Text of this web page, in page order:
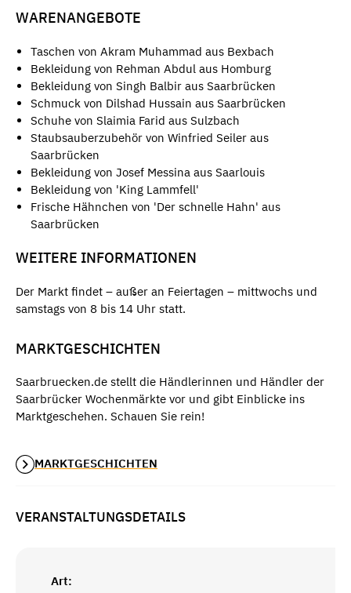
WARENANGEBOTE
Taschen von Akram Muhammad aus Bexbach
Bekleidung von Rehman Abdul aus Homburg
Bekleidung von Singh Balbir aus Saarbrücken
Schmuck von Dilshad Hussain aus Saarbrücken
Schuhe von Slaimia Farid aus Sulzbach
Staubsauberzubehör von Winfried Seiler aus
Saarbrücken
Bekleidung von Josef Messina aus Saarlouis
Bekleidung von 'King Lammfell'
Frische Hähnchen von 'Der schnelle Hahn' aus
Saarbrücken
WEITERE INFORMATIONEN
Der Markt findet – außer an Feiertagen – mittwochs und
samstags von 8 bis 14 Uhr statt.
MARKTGESCHICHTEN
Saarbruecken.de stellt die Händlerinnen und Händler der
Saarbrücker Wochenmärkte vor und gibt Einblicke ins
Marktgeschehen. Schauen Sie rein!
MARKTGESCHICHTEN
VERANSTALTUNGSDETAILS
Art: